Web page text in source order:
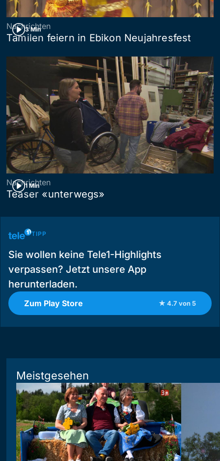
3 Min
Nachrichten
Tamilen feiern in Ebikon Neujahresfest
1 Min
Nachrichten
Teaser «unterwegs»
TIPP
Sie wollen keine Tele1-Highlights
verpassen? Jetzt unsere App
herunterladen.
Zum Play Store ★ 4.7 von 5
Meistgesehen